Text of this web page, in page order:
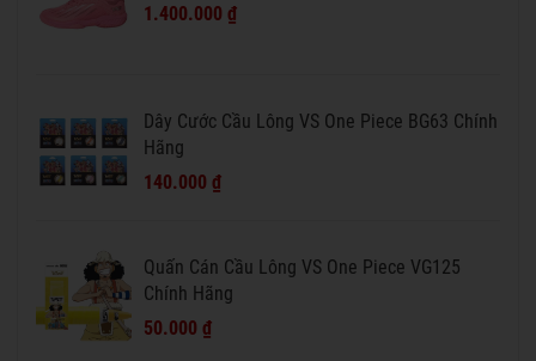
1.400.000 ₫
Dây Cước Cầu Lông VS One Piece BG63 Chính
Hãng
140.000 ₫
Quấn Cán Cầu Lông VS One Piece VG125
Chính Hãng
50.000 ₫